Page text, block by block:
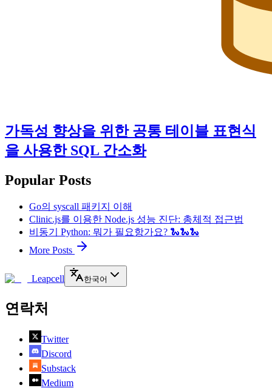
가독성 향상을 위한 공통 테이블 표현식
을 사용한 SQL 간소화
Popular Posts
Go의 syscall 패키지 이해
Clinic.js를 이용한 Node.js 성능 진단: 총체적 접근법
비동기 Python: 뭐가 필요항가요? 🐍🐍🐍
More Posts
Leapcell 한국어
연락처
Twitter
Discord
Substack
Medium